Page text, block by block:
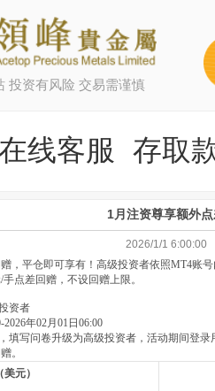
投资有风险 交易需谨慎
线客服 存取
1月注资尊享额外
2026/1/1 6:00:00
，平仓即可享有！高级投资者依照MT4账
/手点差回赠，不设回赠上限。
资者
2026年02月 01 日 06:00
填写问卷升级为高级投资者，活动期间登录
。
元）